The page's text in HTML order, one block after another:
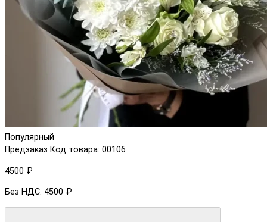
Популярный
Предзаказ Код товара: 00106
4500 ₽
Без НДС: 4500 ₽